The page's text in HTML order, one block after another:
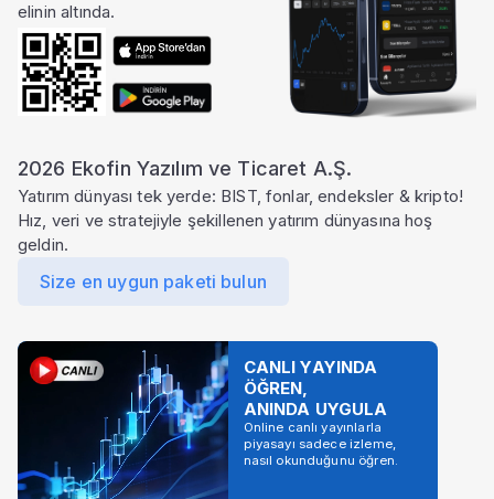
elinin altında.
2026 Ekofin Yazılım ve Ticaret A.Ş.
Yatırım dünyası tek yerde: BIST, fonlar, endeksler & kripto!
Hız, veri ve stratejiyle şekillenen yatırım dünyasına hoş
geldin.
Size en uygun paketi bulun
CANLI YAYINDA
ÖĞREN,
ANINDA UYGULA
Online canlı yayınlarla
piyasayı sadece izleme,
nasıl okunduğunu öğren.